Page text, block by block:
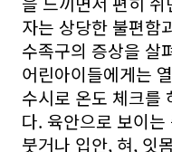
자는 상당한 불편함
수족구의 증상을 살
어린아이들에게는
수시로 온도 체크를
다. 육안으로 보이
붓거나 입안, 혀, 잇